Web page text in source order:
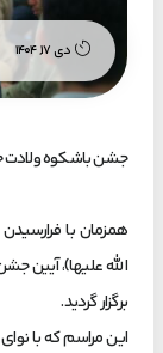
دی ۱۷, ۱۴۰۴
جشن باشکوه ولادت
همزمان با
الله علیها)، آیین
برگزار گردید.
این مراسم که با